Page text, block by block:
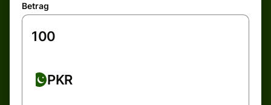
Betrag
PKR